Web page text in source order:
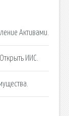
Активами.
ИИС.